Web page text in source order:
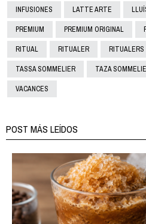
INFUSIONES LATTE ARTE
PREMIUM PREMIUM ORIGINAL
RITUAL RITUALER RITUALERS
TASSA SOMMELIER TAZA
VACANCES
POST MÁS LEÍDOS